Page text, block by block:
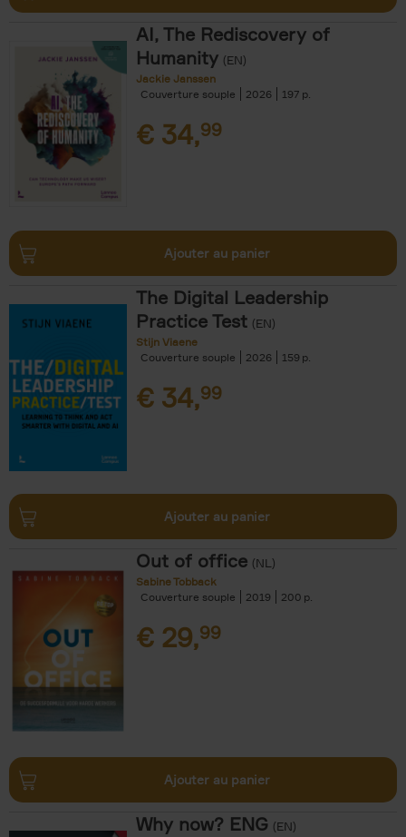
AI, The Rediscovery of
Humanity (EN)
Jackie Janssen
Couverture souple
2026 197
€ 34,99
Ajouter au panier
The Digital Leadership
Practice Test (EN)
Stijn Viaene
Couverture souple
2026 159
€ 34,99
Ajouter au panier
Out of office (NL)
Sabine Tobback
Couverture souple
2019 200
€ 29,99
Ajouter au panier
Why now? ENG (EN)